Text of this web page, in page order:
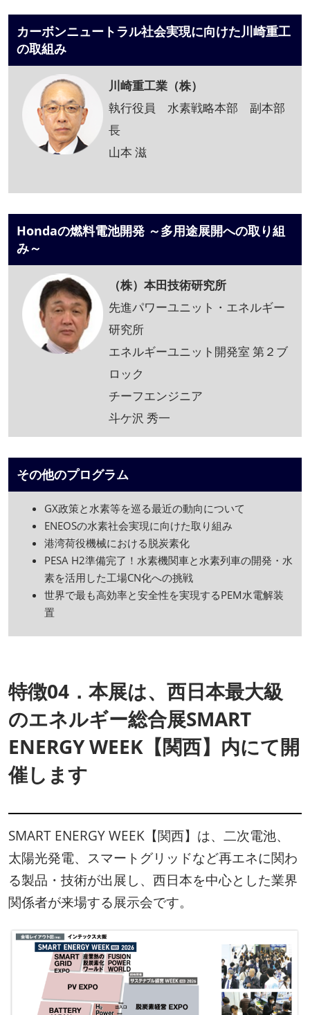
カーボンニュートラル社会実現に向けた川崎重工
の取組み
川崎重工業（株）
執行役員 水素戦略本部 副本部
長
山本 滋
Hondaの燃料電池開発 ～多用途展開への取り組
み～
（株）本田技術研究所
先進パワーユニット・エネルギー
研究所
エネルギーユニット開発室 第２ブ
ロック
チーフエンジニア
斗ケ沢 秀一
その他のプログラム
GX政策と水素等を巡る最近の動向について
ENEOSの水素社会実現に向けた取り組み
港湾荷役機械における脱炭素化
PESA H2準備完了！水素機関車と水素列車の開発・水
素を活用した工場CN化への挑戦
世界で最も高効率と安全性を実現するPEM水電解装
置
特徴04．本展は、西日本最大級
のエネルギー総合展SMART
ENERGY WEEK【関西】内にて開
催します
SMART ENERGY WEEK【関西】は、二次電池、
太陽光発電、スマートグリッドなど再エネに関わ
る製品・技術が出展し、西日本を中心とした業界
関係者が来場する展示会です。